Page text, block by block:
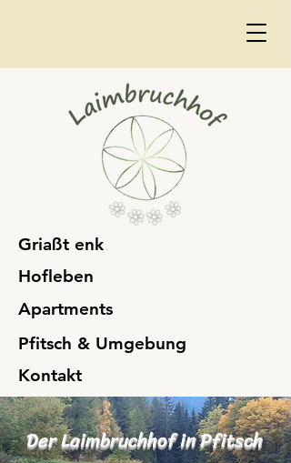
Griaßt enk
Hofleben
Apartments
Pfitsch & Umgebung
Kontakt
Der Laimbruchhof in Pfitsch